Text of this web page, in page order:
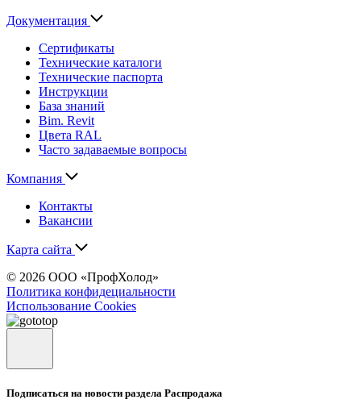
Документация
Сертификаты
Технические каталоги
Технические паспорта
Инструкции
База знаний
Bim. Revit
Цвета RAL
Часто задаваемые вопросы
Компания
Контакты
Вакансии
Карта сайта
© 2026 ООО «ПрофХолод»
Политика конфидециальности
Использование Cookies
Подписаться на новости раздела Распродажа